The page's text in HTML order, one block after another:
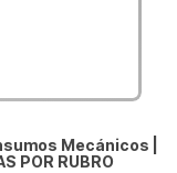
Mecánicos |
POR RUBRO